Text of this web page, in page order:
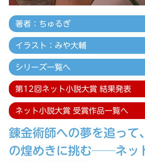
錬金術師への夢を追って
の煌めきに挑む──ネッ
著者：ちゅるぎ
イラスト：みや大輔
シリーズ一覧へ
第12回ネット小説大賞 結果発表
ネット小説大賞 受賞作品一覧へ